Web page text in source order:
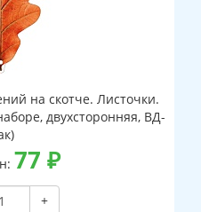
на скотче. Листочки.
двухсторонняя, ВД-
77 ₽
+